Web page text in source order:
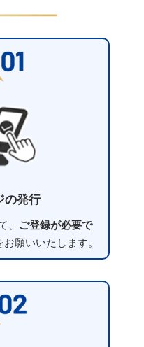
の発行
ご登録が必要で
願いいたします。